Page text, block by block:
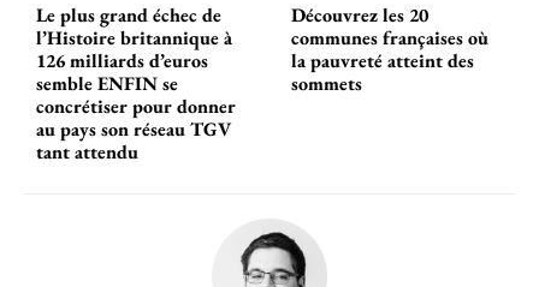
Le plus grand échec de
l’Histoire britannique à
126 milliards d’euros
semble ENFIN se
concrétiser pour donner
au pays son réseau TGV
tant attendu
Découvrez les 20
communes françaises où
la pauvreté atteint des
sommets